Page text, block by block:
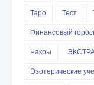
Таро
Тест
Финансовый
Чакры
Эзотерические